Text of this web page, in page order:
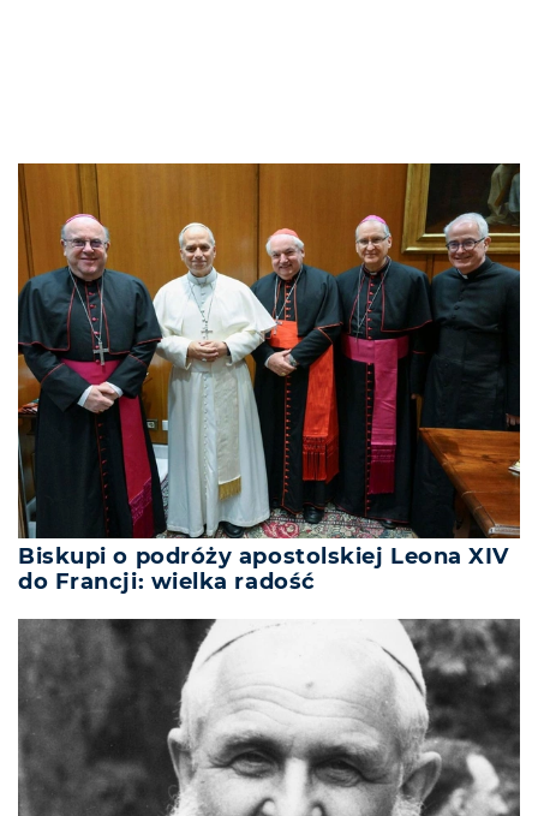
Biskupi o podróży apostolskiej Leona XIV
do Francji: wielka radość